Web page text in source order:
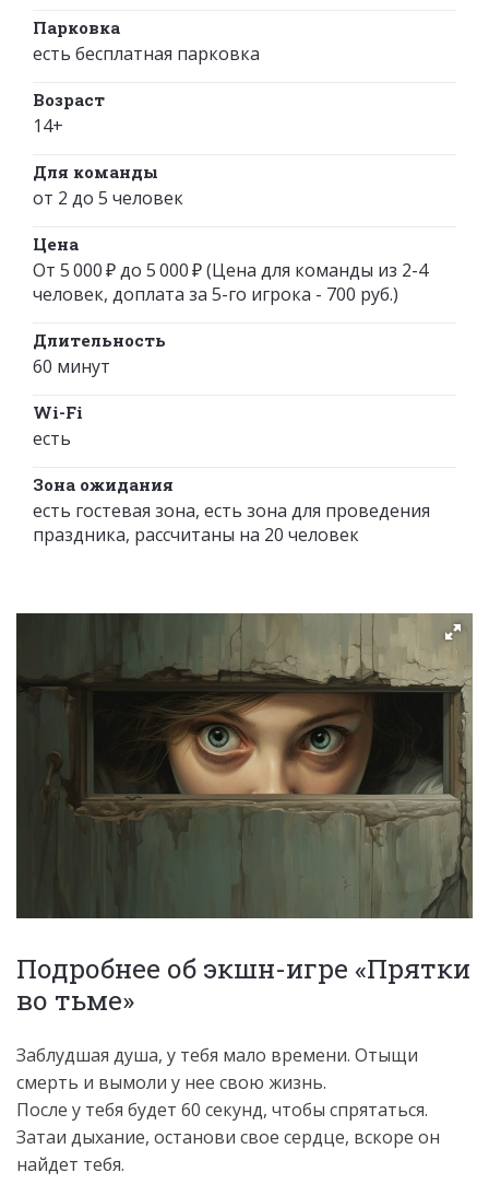
Парковка
есть бесплатная парковка
Возраст
14+
Для команды
от 2 до 5 человек
Цена
От 5 000 ₽ до 5 000 ₽ (Цена для команды из 2-4
человек, доплата за 5-го игрока - 700 руб.)
Длительность
60 минут
Wi-Fi
есть
Зона ожидания
есть гостевая зона, есть зона для проведения
праздника, рассчитаны на 20 человек
Подробнее об экшн-игре «Прятки
во тьме»
Заблудшая душа, у тебя мало времени. Отыщи
смерть и вымоли у нее свою жизнь.
После у тебя будет 60 секунд, чтобы спрятаться.
Затаи дыхание, останови свое сердце, вскоре он
найдет тебя.